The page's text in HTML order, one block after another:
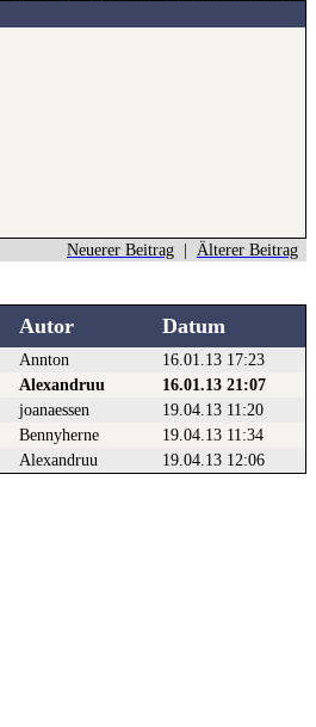
Neuerer Beitrag Älterer Beitrag
Autor Datum
Annton 16.01.13 17:23
Alexandruu 16.01.13 21:07
joanaessen 19.04.13 11:20
Bennyherne 19.04.13 11:34
Alexandruu 19.04.13 12:06